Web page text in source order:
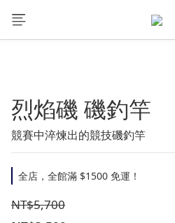
烈焰磯 磯釣竿
競賽中淬煉出的競技磯釣竿
全店，全館滿 $1500 免運！
NT$5,700